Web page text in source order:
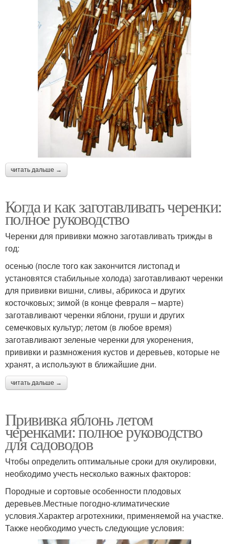
читать дальше →
Когда и как заготавливать черенки:
полное руководство
Черенки для прививки можно заготавливать трижды в
год:
осенью (после того как закончится листопад и
установятся стабильные холода) заготавливают черенки
для прививки вишни, сливы, абрикоса и других
косточковых; зимой (в конце февраля – марте)
заготавливают черенки яблони, груши и других
семечковых культур; летом (в любое время)
заготавливают зеленые черенки для укоренения,
прививки и размножения кустов и деревьев, которые не
хранят, а используют в ближайшие дни.
читать дальше →
Прививка яблонь летом
черенками: полное руководство
для садоводов
Чтобы определить оптимальные сроки для окулировки,
необходимо учесть несколько важных факторов:
Породные и сортовые особенности плодовых
деревьев.Местные погодно-климатические
условия.Характер агротехники, применяемой на участке.
Также необходимо учесть следующие условия: